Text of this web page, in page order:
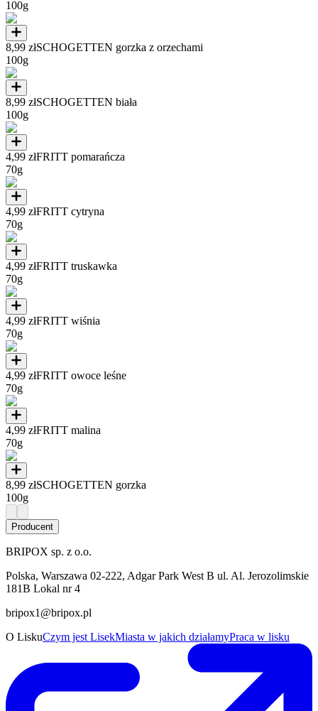
100g
8,99 złSCHOGETTEN gorzka z orzechami
100g
8,99 złSCHOGETTEN biała
100g
4,99 złFRITT pomarańcza
70g
4,99 złFRITT cytryna
70g
4,99 złFRITT truskawka
70g
4,99 złFRITT wiśnia
70g
4,99 złFRITT owoce leśne
70g
4,99 złFRITT malina
70g
8,99 złSCHOGETTEN gorzka
100g
Producent
BRIPOX sp. z o.o.
Polska, Warszawa 02-222, Adgar Park West B ul. Al. Jerozolimskie
181B Lokal nr 4
bripox1@bripox.pl
O LiskuCzym jest LisekMiasta w jakich działamyPraca w lisku